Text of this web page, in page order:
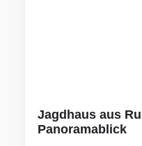
Jagdhaus aus
Panoramablick